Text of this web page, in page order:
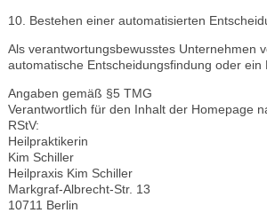
10. Bestehen einer automatisierten
Als verantwortungsbewusstes Unternehmen
automatische Entscheidungsfindung oder ein
Angaben gemäß §5 TMG
Verantwortlich für den Inhalt der Homepage
RStV:
Heilpraktikerin
Kim Schiller
Heilpraxis Kim Schiller
Markgraf-Albrecht-Str. 13
10711 Berlin